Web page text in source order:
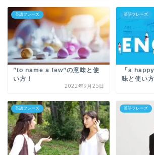
英語フレーズ
”to name a few”の意味と使
い方！
2022年9月25日
英語フレーズ
「a
味と使い方
英語フレーズ 英語フレーズ